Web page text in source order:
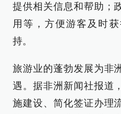
提供相关信息和帮助；
用等，方便游客及时
持。
旅游业的蓬勃发展为非
遇。据非洲新闻社报道
施建设、简化签证办理